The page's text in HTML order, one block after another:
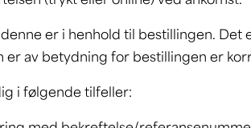
er i henhold til bestillingen. Det
er av betydning for bestillingen er
i følgende tilfeller: